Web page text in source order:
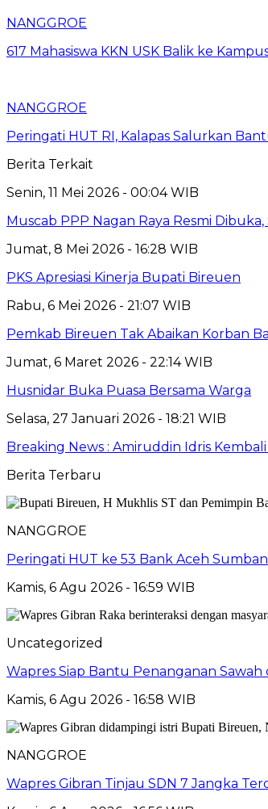
NANGGROE
617 Mahasiswa KKN USK Balik ke
NANGGROE
Peringati HUT RI, Kalapas Salurkan
Berita Terkait
Senin, 11 Mei 2026 - 00:04 WIB
Muscab PPP Nagan Raya Resmi
Jumat, 8 Mei 2026 - 16:28 WIB
PKS Apresiasi Kinerja Bupati Bireuen
Rabu, 6 Mei 2026 - 21:07 WIB
Pemkab Bireuen Tak Abaikan Korban
Jumat, 6 Maret 2026 - 22:14 WIB
Husnidar Buka Puasa Bersama Warga
Selasa, 27 Januari 2026 - 18:21 WIB
Breaking News : Amiruddin Idris
Berita Terbaru
NANGGROE
Peringati HUT ke 53 Bank Aceh
Kamis, 6 Agu 2026 - 16:59 WIB
Uncategorized
Wapres Siap Bantu Penanganan
Kamis, 6 Agu 2026 - 16:58 WIB
NANGGROE
Wapres Gibran Tinjau SDN 7 Jangka